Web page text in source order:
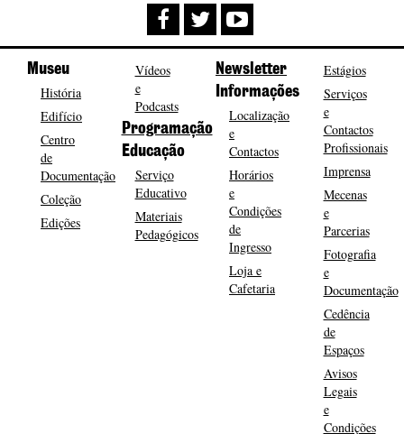
Museu
História
Edifício
Centro
de
Documentação
Coleção
Edições
Vídeos
e
Podcasts
Programação
Educação
Serviço
Educativo
Materiais
Pedagógicos
Newsletter
Informações
Localização
e
Contactos
Horários
e
Condições
de
Ingresso
Loja e
Cafetaria
Estágios
Serviços
e
Contactos
Profissionais
Imprensa
Mecenas
e
Parcerias
Fotografia
e
Documentação
Cedência
de
Espaços
Avisos
Legais
e
Condições